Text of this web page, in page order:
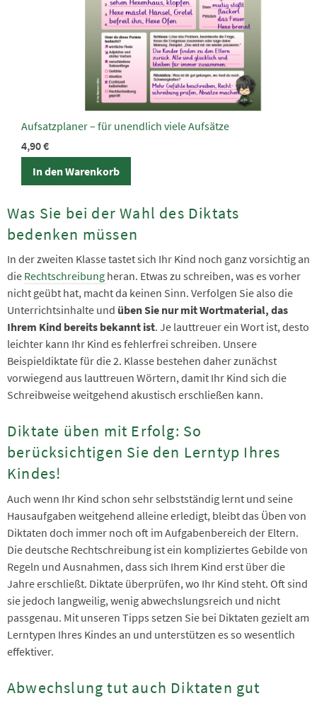
Aufsatzplaner – für unendlich viele Aufsätze
4,90€
In den Warenkorb
Was Sie bei der Wahl des Diktats
bedenken müssen
In der zweiten Klasse tastet sich Ihr Kind noch ganz vorsichtig an
die Rechtschreibung heran. Etwas zu schreiben, was es vorher
nicht geübt hat, macht da keinen Sinn. Verfolgen Sie also die
Unterrichtsinhalte und üben Sie nur mit Wortmaterial, das
Ihrem Kind bereits bekannt ist. Je lauttreuer ein Wort ist, desto
leichter kann Ihr Kind es fehlerfrei schreiben. Unsere
Beispieldiktate für die 2. Klasse bestehen daher zunächst
vorwiegend aus lauttreuen Wörtern, damit Ihr Kind sich die
Schreibweise weitgehend akustisch erschließen kann.
Diktate üben mit Erfolg: So
berücksichtigen Sie den Lerntyp Ihres
Kindes!
Auch wenn Ihr Kind schon sehr selbstständig lernt und seine
Hausaufgaben weitgehend alleine erledigt, bleibt das Üben von
Diktaten doch immer noch oft im Aufgabenbereich der Eltern.
Die deutsche Rechtschreibung ist ein kompliziertes Gebilde von
Regeln und Ausnahmen, dass sich Ihrem Kind erst über die
Jahre erschließt. Diktate überprüfen, wo Ihr Kind steht. Oft sind
sie jedoch langweilig, wenig abwechslungsreich und nicht
passgenau. Mit unseren Tipps setzen Sie bei Diktaten gezielt am
Lerntypen Ihres Kindes an und unterstützen es so wesentlich
effektiver.
Abwechslung tut auch Diktaten gut